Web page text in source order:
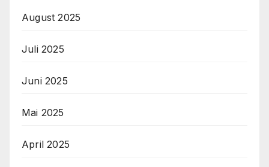
August 2025
Juli 2025
Juni 2025
Mai 2025
April 2025